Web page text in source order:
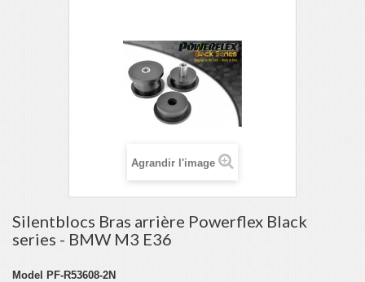
Agrandir l'image
Silentblocs Bras arrière Powerflex Black
series - BMW M3 E36
Model
PF-R53608-2N